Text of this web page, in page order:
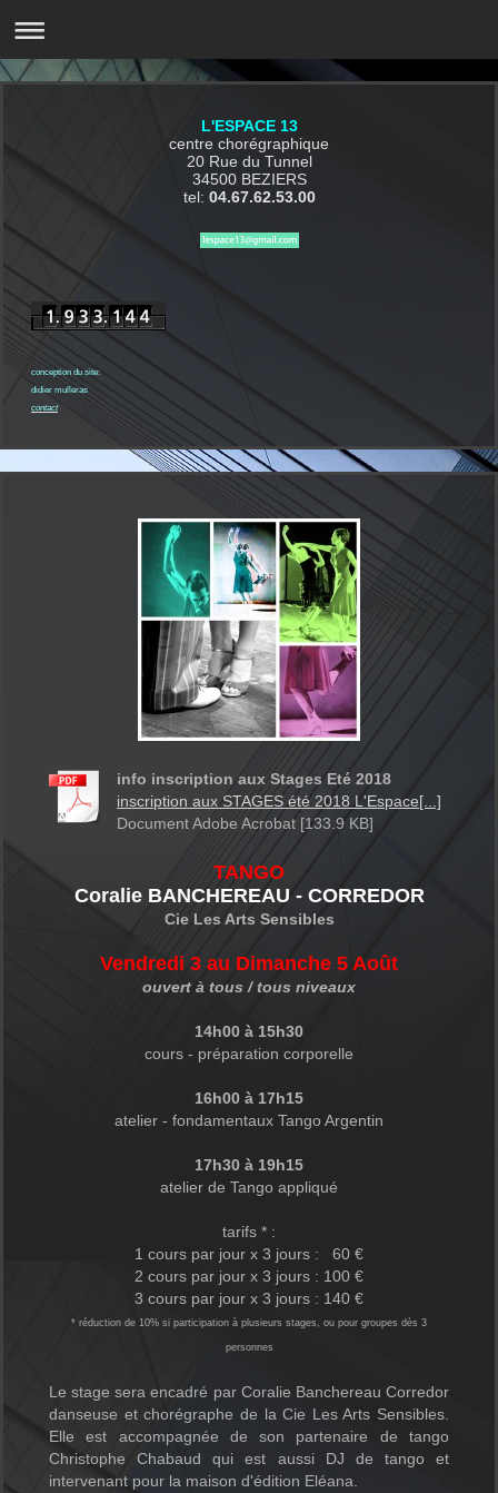
L'ESPACE 13
centre chorégraphique
20 Rue du Tunnel
34500 BEZIERS
tel: 04.67.62.53.00
conception du site:
didier mulleras
contact
info inscription aux Stages Eté 2018
inscription aux STAGES été 2018 L'Espace[...]
Document Adobe Acrobat [133.9 KB]
TANGO
Coralie BANCHEREAU - CORREDOR
Cie Les Arts Sensibles
Vendredi 3 au Dimanche 5 Août
ouvert à tous / tous niveaux
14h00 à 15h30
cours - préparation corporelle
16h00 à 17h15
atelier - fondamentaux Tango Argentin
17h30 à 19h15
atelier de Tango appliqué
tarifs * :
1 cours par jour x 3 jours : 60 €
2 cours par jour x 3 jours : 100 €
3 cours par jour x 3 jours : 140 €
* réduction de 10% si participation à plusieurs stages, ou pour groupes dès 3
personnes
Le stage sera encadré par Coralie Banchereau Corredor
danseuse et chorégraphe de la Cie Les Arts Sensibles.
Elle est accompagnée de son partenaire de tango
Christophe Chabaud qui est aussi DJ de tango et
intervenant pour la maison d'édition Eléana.